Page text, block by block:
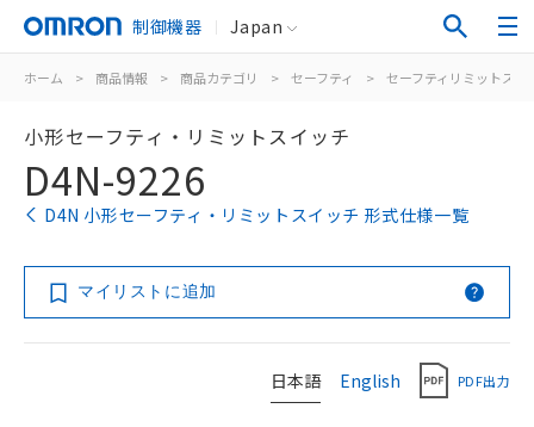
制御機器 Japan
ホーム > 商品情報 > 商品カテゴリ > セーフティ > セーフティリミットスイ
小形セーフティ・リミットスイッチ
D4N-9226
D4N 小形セーフティ・リミットスイッチ 形式仕様一覧
マイリストに追加
日本語 English PDF出力